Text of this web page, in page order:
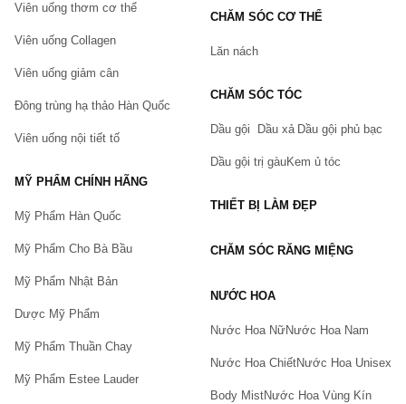
Viên uống thơm cơ thể
Viên uống Collagen
Viên uống giảm cân
Đông trùng hạ thảo Hàn Quốc
Viên uống nội tiết tố
MỸ PHẨM CHÍNH HÃNG
Mỹ Phẩm Hàn Quốc
Mỹ Phẩm Cho Bà Bầu
Mỹ Phẩm Nhật Bản
Dược Mỹ Phẩm
Mỹ Phẩm Thuần Chay
Mỹ Phẩm Estee Lauder
CHĂM SÓC CƠ THỂ
Lăn nách
CHĂM SÓC TÓC
Dầu gội Dầu xả Dầu gội phủ bạc
Dầu gội trị gàuKem ủ tóc
THIẾT BỊ LÀM ĐẸP
CHĂM SÓC RĂNG MIỆNG
NƯỚC HOA
Nước Hoa NữNước Hoa Nam
Nước Hoa ChiếtNước Hoa Unisex
Body MistNước Hoa Vùng Kín